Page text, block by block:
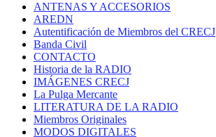
ANTENAS Y ACCESORIOS
AREDN
Autentificación de Miembros del CRECJ
Banda Civil
CONTACTO
Historia de la RADIO
IMÁGENES CRECJ
La Pulga Mercante
LITERATURA DE LA RADIO
Miembros Originales
MODOS DIGITALES